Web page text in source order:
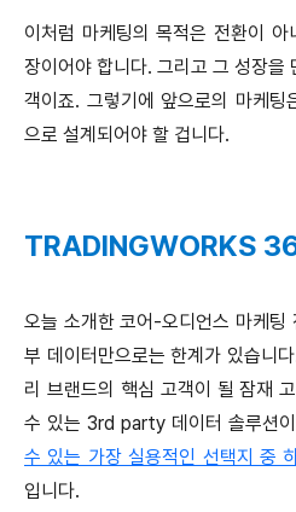
이처럼 마케팅의 목적은 전환이
장이어야 합니다. 그리고 그 성장을
객이죠. 그렇기에 앞으로의 마케팅
으로 설계되어야 할 겁니다.
TRADINGWORKS
오늘 소개한 코어-오디언스 마케팅
부 데이터만으로는 한계가 있습니
리 브랜드의 핵심 고객이 될 잠재
수 있는 3rd party 데이터 솔루션
수 있는 가장 실용적인 선택지 중
입니다.